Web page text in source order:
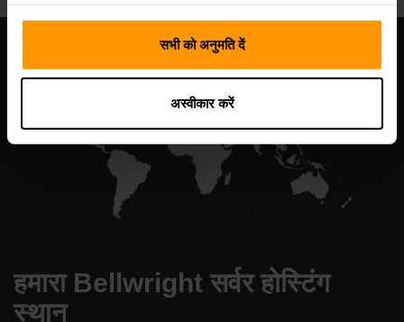
सभी को अनुमति दें
अस्वीकार करें
हमारा Bellwright सर्वर होस्टिंग
स्थान